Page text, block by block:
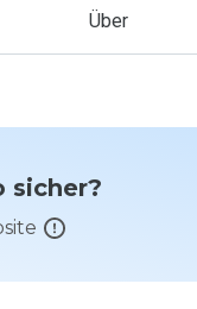
Über
sicher?